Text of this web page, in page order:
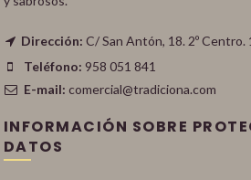
Dirección: C/ San Antón, 18. 2º Centro.
Teléfono: 958 051 841
E-mail: comercial@tradiciona.com
INFORMACIÓN SOBRE
DATOS